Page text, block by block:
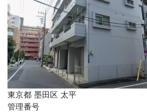
東京都 墨田区 太平
管理番号